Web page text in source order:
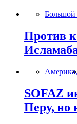
Большой
Против
Америка,
SOFAZ
Перу, но